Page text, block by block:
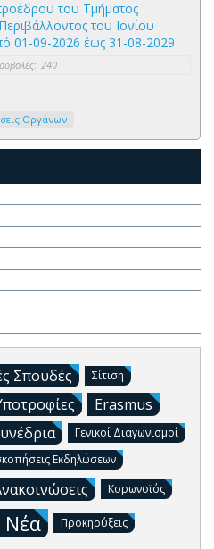
του Τμήματος
του Ιονίου
01-09-2026 έως 31-08-2029
240
Οργάνων
Σπουδές
Σίτιση
Erasmus
Γενικοί Διαγωνισμοί
Εκδηλώσεων
Κορωνοϊός
Νέα Προκηρύξεις